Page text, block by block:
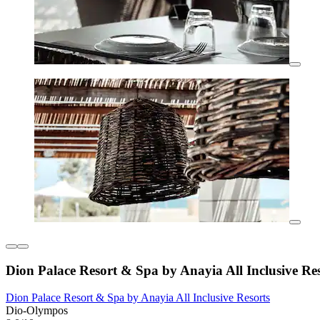
Dion Palace Resort & Spa by Anayia All Inclusive
Dion Palace Resort & Spa by Anayia All Inclusive Resorts
Dio-Olympos